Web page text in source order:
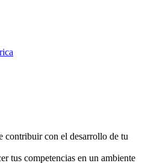
contribuir con el desarrollo de tu
tus competencias en un ambiente